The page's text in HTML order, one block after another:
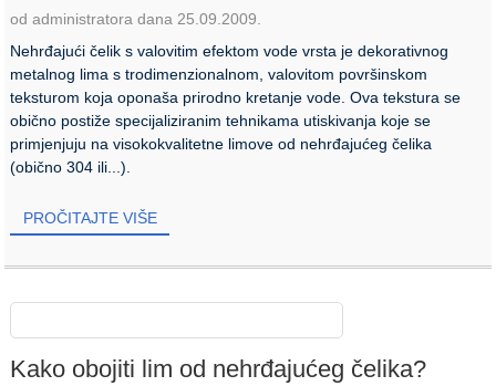
od administratora dana 25.09.2009.
Nehrđajući čelik s valovitim efektom vode vrsta je dekorativnog
metalnog lima s trodimenzionalnom, valovitom površinskom
teksturom koja oponaša prirodno kretanje vode. Ova tekstura se
obično postiže specijaliziranim tehnikama utiskivanja koje se
primjenjuju na visokokvalitetne limove od nehrđajućeg čelika
(obično 304 ili...).
PROČITAJTE VIŠE
Kako obojiti lim od nehrđajućeg čelika?